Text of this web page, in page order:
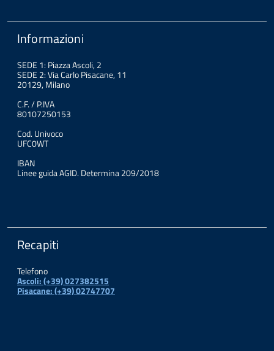
Informazioni
SEDE 1: Piazza Ascoli, 2
SEDE 2: Via Carlo Pisacane, 11
20129, Milano
C.F. / P.IVA
80107250153
Cod. Univoco
UFC0WT
IBAN
Linee guida AGID. Determina 209/2018
Recapiti
Telefono
Ascoli: (+39) 027382515
Pisacane: (+39) 02747707